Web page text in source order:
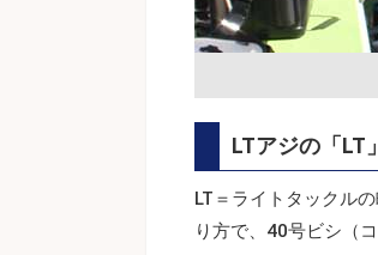
LTアジの「LT
LT＝ライトタックル
り方で、40号ビシ（